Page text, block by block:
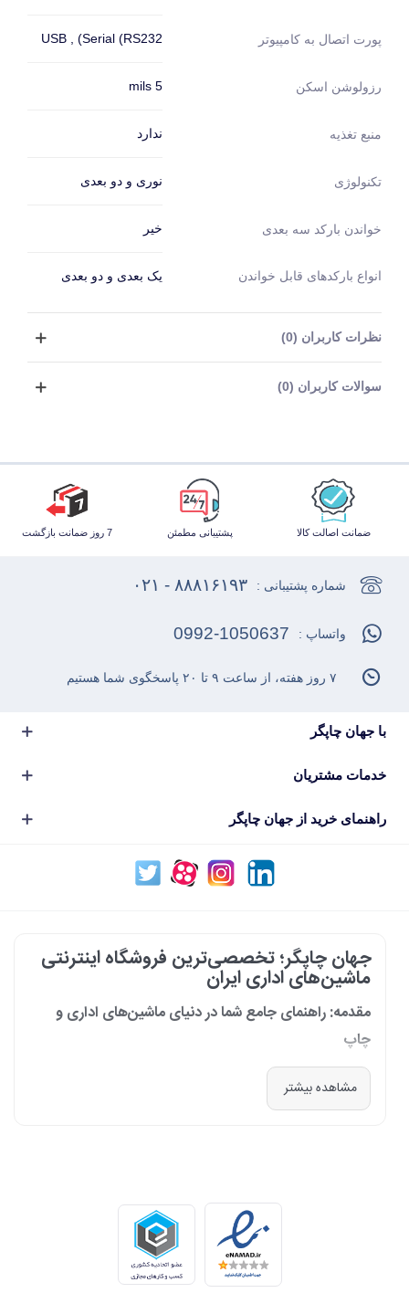
پورت اتصال به کامپیوتر USB , (Serial (RS232
رزولوشن اسکن 5 mils
منبع تغذیه ندارد
تکنولوژی نوری و دو بعدی
خواندن بارکد سه بعدی خیر
انواع بارکدهای قابل خواندن یک بعدی و دو بعدی
نظرات کاربران (0)
سوالات کاربران (0)
ضمانت اصالت کالا پشتیبانی مطمئن 7 روز ضمانت بازگشت
با جهان چاپگر
خدمات مشتریان
راهنمای خرید از جهان چاپگر
شماره پشتیبانی : ۸۸۸۱۶۱۹۳ - ۰۲۱
واتساپ : 0992-1050637
۷ روز هفته، از ساعت ۹ تا ۲۰ پاسخگوی شما هستیم
جهان چاپگر؛ تخصصی‌ترین فروشگاه اینترنتی
ماشین‌های اداری ایران
مقدمه: راهنمای جامع شما در دنیای ماشین‌های اداری و
چاپ
در دنیای پرشتاب امروز که کسب‌وکارها و سازمان‌ها برای افزایش بهره‌وری خود به
فناوری‌های نوین وابسته‌اند، دسترسی به ابزارهای کارآمد و قابل اعتماد یک
ما، ارائه راهکارهای جامع، از مشاوره پیش از خرید تا پشتیبانی پس از فروش،
برای سازمان‌ها، شرکت‌ها و کاربران خانگی است.
طیف کاملی از محصولات برای هر نیازی
ما در جهان چاپگر، مجموعه‌ای گسترده از برترین برندهای جهانی را گرد هم
مشاهده بیشتر